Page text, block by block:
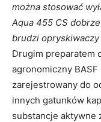
można stosować
Aqua 455 CS
brudzi opryskiwaczy
Drugim preparatem
agronomiczny BASF
zarejestrowany do
innych gatunków
substancje aktywne